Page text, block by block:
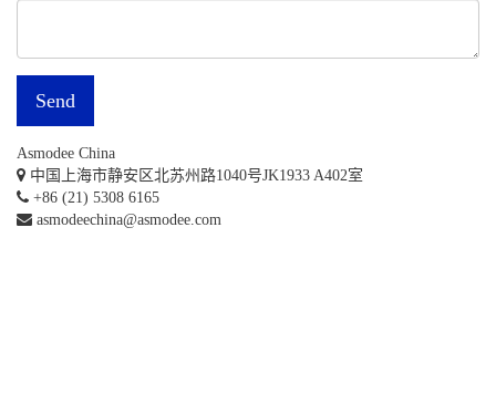
Send
Asmodee China
中国上海市静安区北苏州路1040号JK1933 A402室
+86 (21) 5308 6165
asmodeechina@asmodee.com